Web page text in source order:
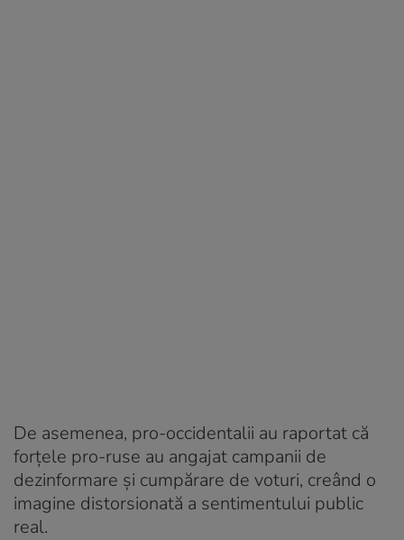
De asemenea, pro-occidentalii au raportat că
forțele pro-ruse au angajat campanii de
dezinformare și cumpărare de voturi, creând o
imagine distorsionată a sentimentului public
real.